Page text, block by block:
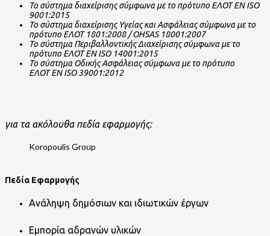
Το σύστημα διαχείρισης σύμφωνα με το πρότυπο ΕΛΟΤ ΕΝISO
9001:2015
Το σύστημα διαχείρισης Υγείας καιΑσφάλειαςσύμφωνα με το
πρότυπο ΕΛΟΤ1801:2008 / OHSAS 18001:2007
Το σύστημα ΠεριβαλλοντικήςΔιαχείρισης σύμφωνα με το
πρότυπο ΕΛΟΤ ΕΝISO 14001:2015
Το σύστημα ΟδικήςΑσφάλειας σύμφωνα με το πρότυπο
ΕΛΟΤ ΕΝISO 39001:2012
για ταακόλουθα πεδία εφαρμογής:
Πεδία Εφαρμογής
Ανάληψη δημόσιων και ιδιωτικών έργων
Εμπορία αδρανών υλικών